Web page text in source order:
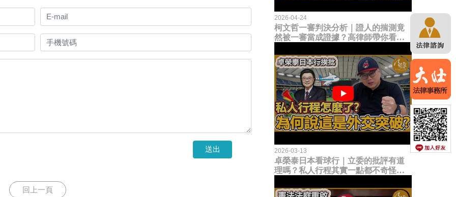
送出
回上一頁
2026-04-24
柯文哲一審判決分析｜證人的揣測竟
然被一審當成證據？高律師帶你看未
2026-03-13
卓榮泰日本看球行｜立委的批評有道
理嗎？私人行程其實一點都不奇怪？